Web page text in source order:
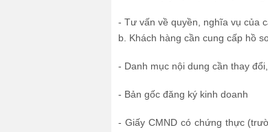
- Tư vấn về quyền, nghĩa vụ của
b. Khách hàng cần cung cấp hồ
- Danh mục nội dung cần thay
- Bản gốc đăng ký kinh doanh
- Giấy CMND có chứng thực